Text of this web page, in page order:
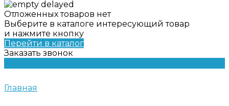
Отложенных товаров нет
Выберите в каталоге интересующий товар
и нажмите кнопку
Перейти в каталог
Заказать звонок
Главная